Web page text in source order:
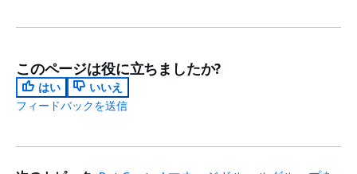
このページは役に立ちましたか?
はい
いいえ
フィードバックを送信